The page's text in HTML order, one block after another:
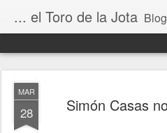
... el Toro de la Jota
MAR
28 Simón Casas